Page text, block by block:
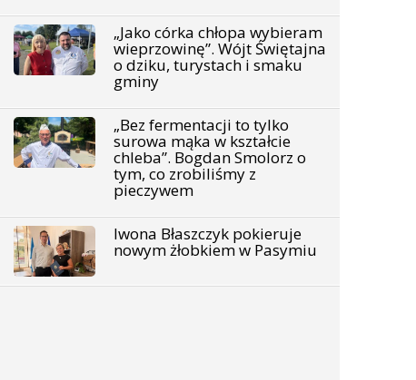
„Jako córka chłopa wybieram
wieprzowinę”. Wójt Świętajna
o dziku, turystach i smaku
gminy
„Bez fermentacji to tylko
surowa mąka w kształcie
chleba”. Bogdan Smolorz o
tym, co zrobiliśmy z
pieczywem
Iwona Błaszczyk pokieruje
nowym żłobkiem w Pasymiu